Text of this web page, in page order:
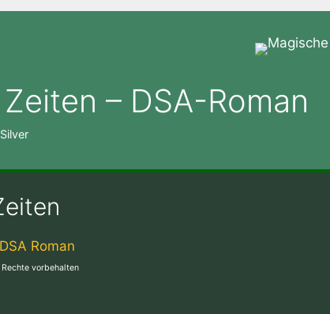
– DSA-Roman
vorbehalten